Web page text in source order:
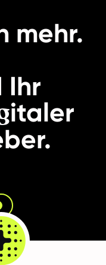
mehr.
Ihr
italer